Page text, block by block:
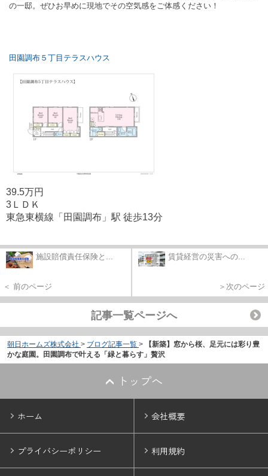
の一邸。ぜひお早めに現地でその空気感をご体感ください！
田園調布５丁目テラスハウス
39.5万円
3ＬＤＫ
東急東横線「田園調布」駅 徒歩13分
施設賠償責任保険と...
＜ 前のページ
賃貸経営の災害への...
＞次のページ
記事一覧ページへ
朝日ホームズ株式会社 > ブログ記事一覧 >
【新築】窓から桜、足元には彩り豊
かな庭園。田園調布で叶える「緑と暮らす」贅沢
トップへ
ホーム 会社概要
プライバシーポリシー 利用規約